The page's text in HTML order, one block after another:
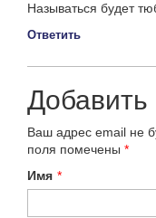
Называться будет
Ответить
Ваш адрес email не
поля помечены *
Имя *